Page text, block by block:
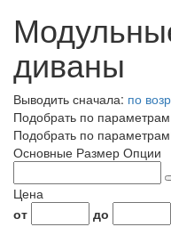
диваны
Выводить сначала: по
Подобрать по параметрам
Подобрать по
Основные Размер Опции
Цена
от
до